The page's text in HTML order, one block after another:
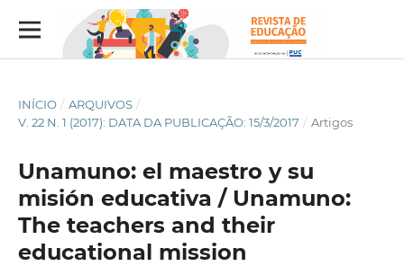
INÍCIO / ARQUIVOS /
V. 22 N. 1 (2017): DATA DA PUBLICAÇÃO: 15/3/2017 / Artigos
Unamuno: el maestro y su
misión educativa / Unamuno:
The teachers and their
educational mission